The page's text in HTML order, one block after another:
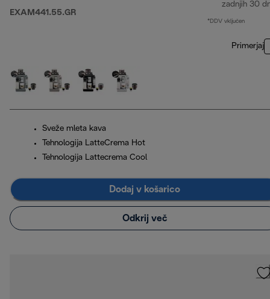
EXAM441.55.GR
zadnjih 30
*DDV vključen
Primerjaj
Sveže mleta kava
Tehnologija LatteCrema Hot
Tehnologija Lattecrema Cool
Dodaj v košarico
Odkrij več